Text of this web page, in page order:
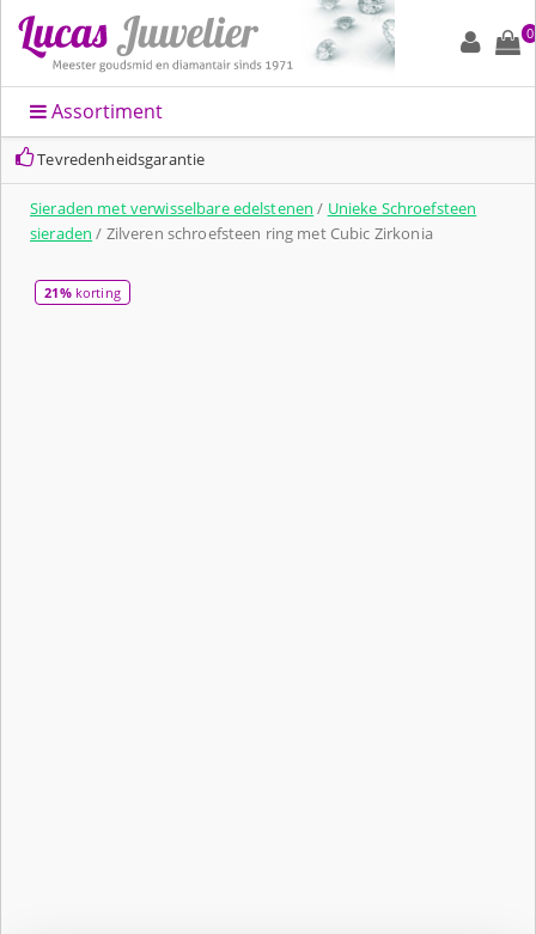
0
Assortiment
Tevredenheidsgarantie
Sieraden met verwisselbare edelstenen / Unieke Schroefsteen
sieraden / Zilveren schroefsteen ring met Cubic Zirkonia
21%korting